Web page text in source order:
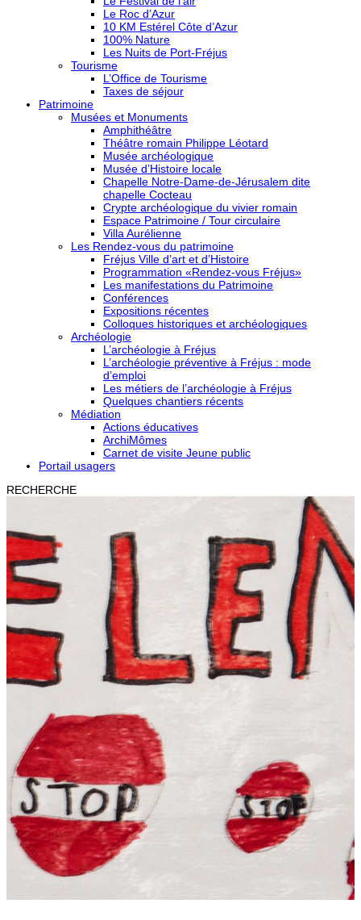
Le Roc d’Azur
10 KM Estérel Côte d’Azur
100% Nature
Les Nuits de Port-Fréjus
Tourisme
L’Office de Tourisme
Taxes de séjour
Patrimoine
Musées et Monuments
Amphithéâtre
Théâtre romain Philippe Léotard
Musée archéologique
Musée d’Histoire locale
Chapelle Notre-Dame-de-Jérusalem dite
chapelle Cocteau
Crypte archéologique du vivier romain
Espace Patrimoine / Tour circulaire
Villa Aurélienne
Les Rendez-vous du patrimoine
Fréjus Ville d’art et d’Histoire
Programmation «Rendez-vous Fréjus»
Les manifestations du Patrimoine
Conférences
Expositions récentes
Colloques historiques et archéologiques
Archéologie
L’archéologie à Fréjus
L’archéologie préventive à Fréjus : mode
d’emploi
Les métiers de l’archéologie à Fréjus
Quelques chantiers récents
Médiation
Actions éducatives
ArchiMômes
Carnet de visite Jeune public
Portail usagers
RECHERCHE